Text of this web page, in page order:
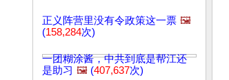
正义阵营里没有令政策这一票 🖼️
(158,284次)
一团糊涂酱，中共到底是帮江还
是助习 🖼️ (407,637次)